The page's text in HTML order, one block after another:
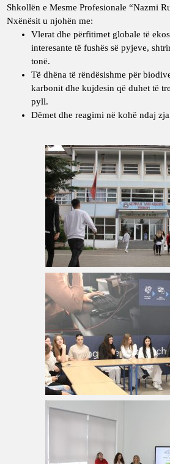
Shkollën e Mesme Profesionale “Nazmi
Nxënësit u njohën me:
Vlerat dhe përfitimet globale të
interesante të fushës së pyjeve,
tonë.
Të dhëna të rëndësishme për
karbonit dhe kujdesin që duhet të
pyll.
Dëmet dhe reagimi në kohë ndaj